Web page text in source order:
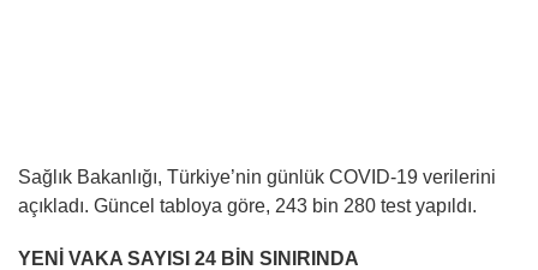
Sağlık Bakanlığı, Türkiye’nin günlük COVID-19 verilerini
açıkladı. Güncel tabloya göre, 243 bin 280 test yapıldı.
YENİ VAKA SAYISI 24 BİN SINIRINDA